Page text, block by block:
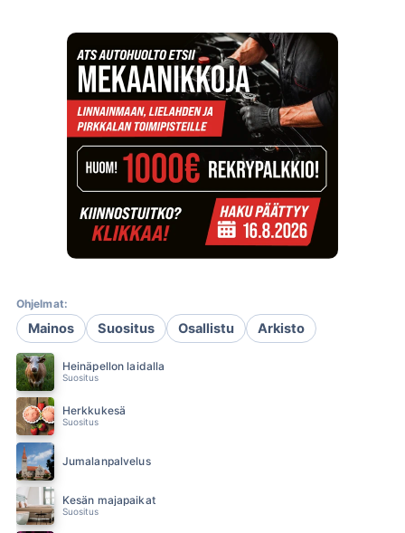
Ohjelmat:
Mainos Suositus Osallistu Arkisto
Heinäpellon laidalla
Suositus
Herkkukesä
Suositus
Jumalanpalvelus
Kesän majapaikat
Suositus